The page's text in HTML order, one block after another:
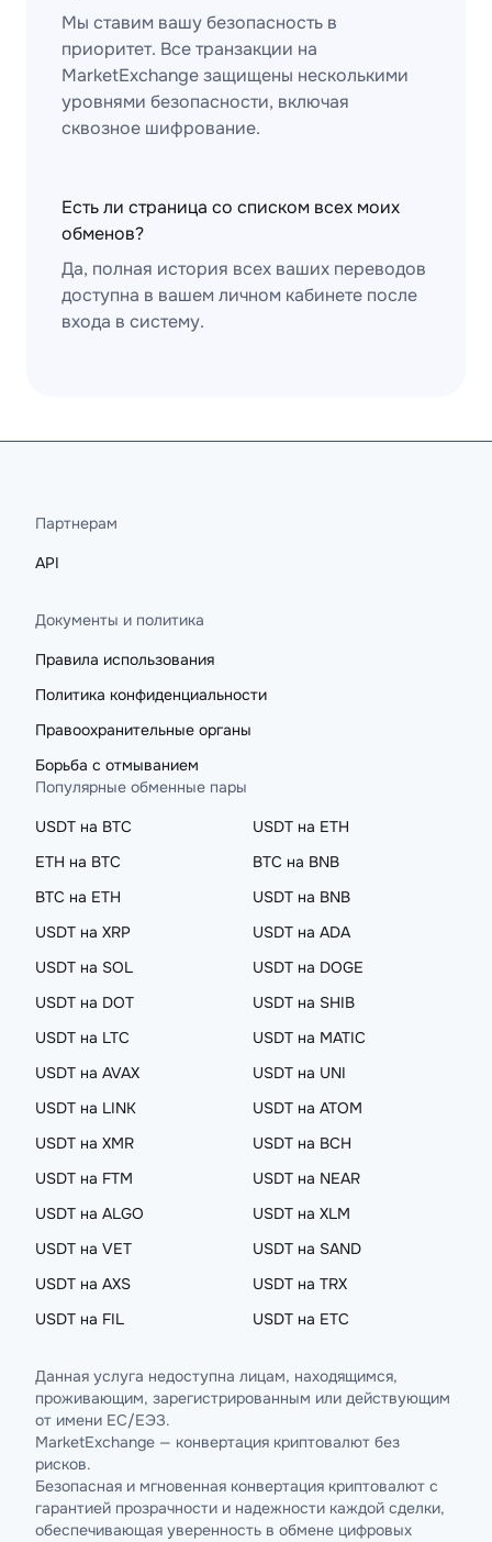
Мы ставим вашу безопасность в
приоритет. Все транзакции на
MarketExchange защищены несколькими
уровнями безопасности, включая
сквозное шифрование.
Есть ли страница со списком всех моих
обменов?
Да, полная история всех ваших переводов
доступна в вашем личном кабинете после
входа в систему.
Партнерам
API
Документы и политика
Правила использования
Политика конфиденциальности
Правоохранительные органы
Борьба с отмыванием
Популярные обменные пары
USDT на BTC
USDT на ETH
ETH на BTC
BTC на BNB
BTC на ETH
USDT на BNB
USDT на XRP
USDT на ADA
USDT на SOL
USDT на DOGE
USDT на DOT
USDT на SHIB
USDT на LTC
USDT на MATIC
USDT на AVAX
USDT на UNI
USDT на LINK
USDT на ATOM
USDT на XMR
USDT на BCH
USDT на FTM
USDT на NEAR
USDT на ALGO
USDT на XLM
USDT на VET
USDT на SAND
USDT на AXS
USDT на TRX
USDT на FIL
USDT на ETC
Данная услуга недоступна лицам, находящимся,
проживающим, зарегистрированным или действующим
от имени ЕС/ЕЭЗ.
MarketExchange — конвертация криптовалют без
рисков.
Безопасная и мгновенная конвертация криптовалют с
гарантией прозрачности и надежности каждой сделки,
обеспечивающая уверенность в обмене цифровых